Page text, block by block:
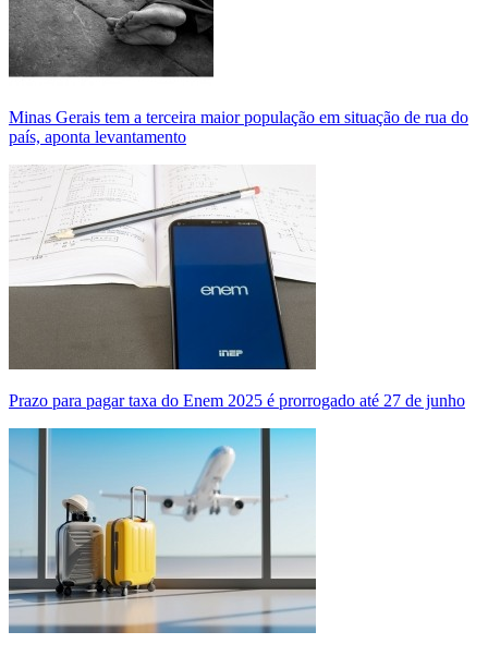
Minas Gerais tem a terceira maior população em situação de rua do
país, aponta levantamento
Prazo para pagar taxa do Enem 2025 é prorrogado até 27 de junho